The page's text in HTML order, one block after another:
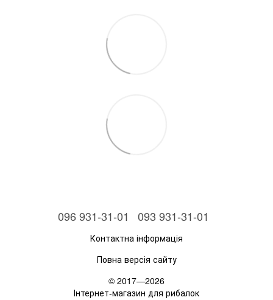
096 931-31-01 093 931-31-01
Контактна інформація
Повна версія сайту
© 2017—2026
Інтернет-магазин для рибалок